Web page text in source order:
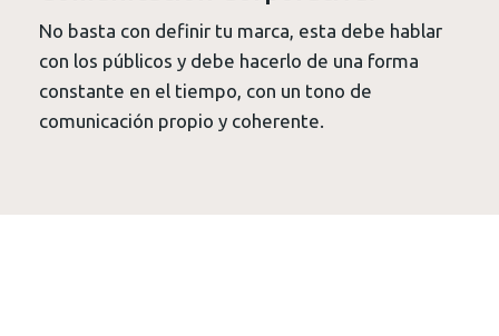
No basta con definir tu marca, esta debe hablar
con los públicos y debe hacerlo de una forma
constante en el tiempo, con un tono de
comunicación propio y coherente.